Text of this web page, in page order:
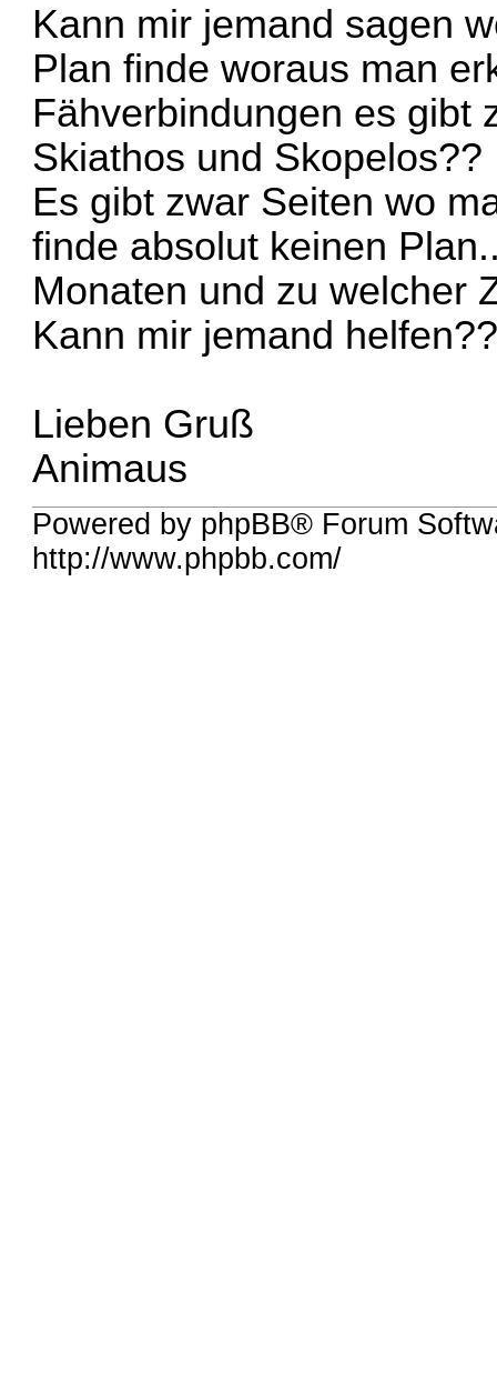
Kann mir jemand sagen
Plan finde woraus man
Fähverbindungen es gibt
Skiathos und Skopelos??
Es gibt zwar Seiten wo
finde absolut keinen
Monaten und zu welcher
Kann mir jemand
Lieben Gruß
Animaus
Powered by phpBB® Forum
http://www.phpbb.com/